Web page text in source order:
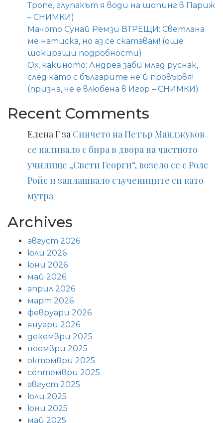
Тропе, глупакът я води на шопинг в Париж
– СНИМКИ)
Мачото Сунай Ремзи ВТРЕЩИ: Светлана
ме натиска, но аз се скатавам! (още
шокиращи подробности)
Ох, какиното: Андреа заби млад руснак,
след като с българите не й провървя!
(призна, че е влюбена в Игор – СНИМКИ)
Recent Comments
Елена Г за Синчето на Петър Манджуков
се наливало с бира в двора на частното
училище „Свети Георги“, возело се с Ролс
Ройс и заплашвало съучениците си като
мутра
Archives
август 2026
юли 2026
юни 2026
май 2026
април 2026
март 2026
февруари 2026
януари 2026
декември 2025
ноември 2025
октомври 2025
септември 2025
август 2025
юли 2025
юни 2025
май 2025